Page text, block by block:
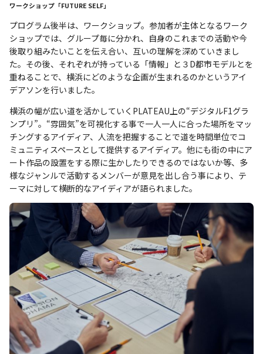
ワークショップ「FUTURE SELF」
プログラム後半は、ワークショップ。参加者が主体となるワーク
ショップでは、グループ毎に分かれ、自身のこれまでの活動や今
後取り組みたいことを伝え合い、互いの理解を深めていきまし
た。その後、それぞれが持っている「情報」と３D都市モデルとを
重ねることで、横浜にどのような企画が生まれるのかというアイ
デアソンを行いました。
横浜の幅が広い道を活かしていくPLATEAU上の“デジタルF1グラ
ンプリ”。“雰囲気”を可視化する事で一人一人に合った場所をマッ
チングするアイディア、人流を把握することで道を時間単位でコ
ミュニティスペースとして提供するアイディア。他にも街の中にア
ート作品の設置をする際に生かしたりできるのではないか等、多
様なジャンルで活動するメンバーが意見を出し合う事により、テ
ーマに対して横断的なアイディアが語られました。